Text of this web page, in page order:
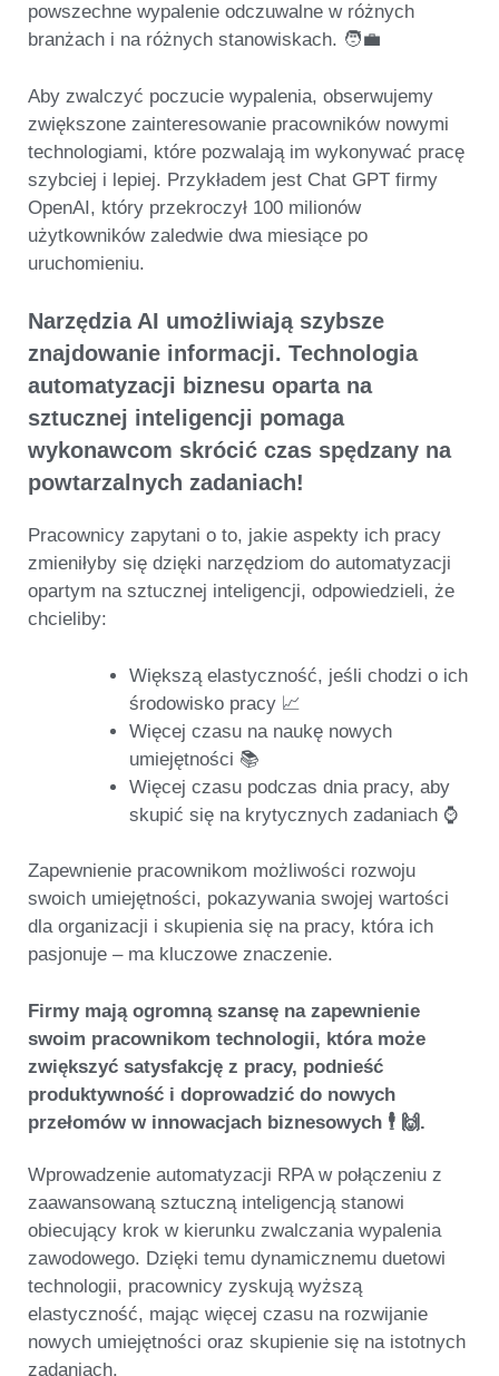
powszechne wypalenie odczuwalne w różnych
branżach i na różnych stanowiskach. 🧑‍💼
Aby zwalczyć poczucie wypalenia, obserwujemy
zwiększone zainteresowanie pracowników nowymi
technologiami, które pozwalają im wykonywać pracę
szybciej i lepiej. Przykładem jest Chat GPT firmy
OpenAI, który przekroczył 100 milionów
użytkowników zaledwie dwa miesiące po
uruchomieniu.
Narzędzia AI umożliwiają szybsze
znajdowanie informacji. Technologia
automatyzacji biznesu oparta na
sztucznej inteligencji pomaga
wykonawcom skrócić czas spędzany na
powtarzalnych zadaniach!
Pracownicy zapytani o to, jakie aspekty ich pracy
zmieniłyby się dzięki narzędziom do automatyzacji
opartym na sztucznej inteligencji, odpowiedzieli, że
chcieliby:
Większą elastyczność, jeśli chodzi o ich
środowisko pracy 📈
Więcej czasu na naukę nowych
umiejętności 📚
Więcej czasu podczas dnia pracy, aby
skupić się na krytycznych zadaniach ⌚
Zapewnienie pracownikom możliwości rozwoju
swoich umiejętności, pokazywania swojej wartości
dla organizacji i skupienia się na pracy, która ich
pasjonuje – ma kluczowe znaczenie.
Firmy mają ogromną szansę na zapewnienie
swoim pracownikom technologii, która może
zwiększyć satysfakcję z pracy, podnieść
produktywność i doprowadzić do nowych
przełomów w innowacjach biznesowych 🕴️ 🙌.
Wprowadzenie automatyzacji RPA w połączeniu z
zaawansowaną sztuczną inteligencją stanowi
obiecujący krok w kierunku zwalczania wypalenia
zawodowego. Dzięki temu dynamicznemu duetowi
technologii, pracownicy zyskują wyższą
elastyczność, mając więcej czasu na rozwijanie
nowych umiejętności oraz skupienie się na istotnych
zadaniach.